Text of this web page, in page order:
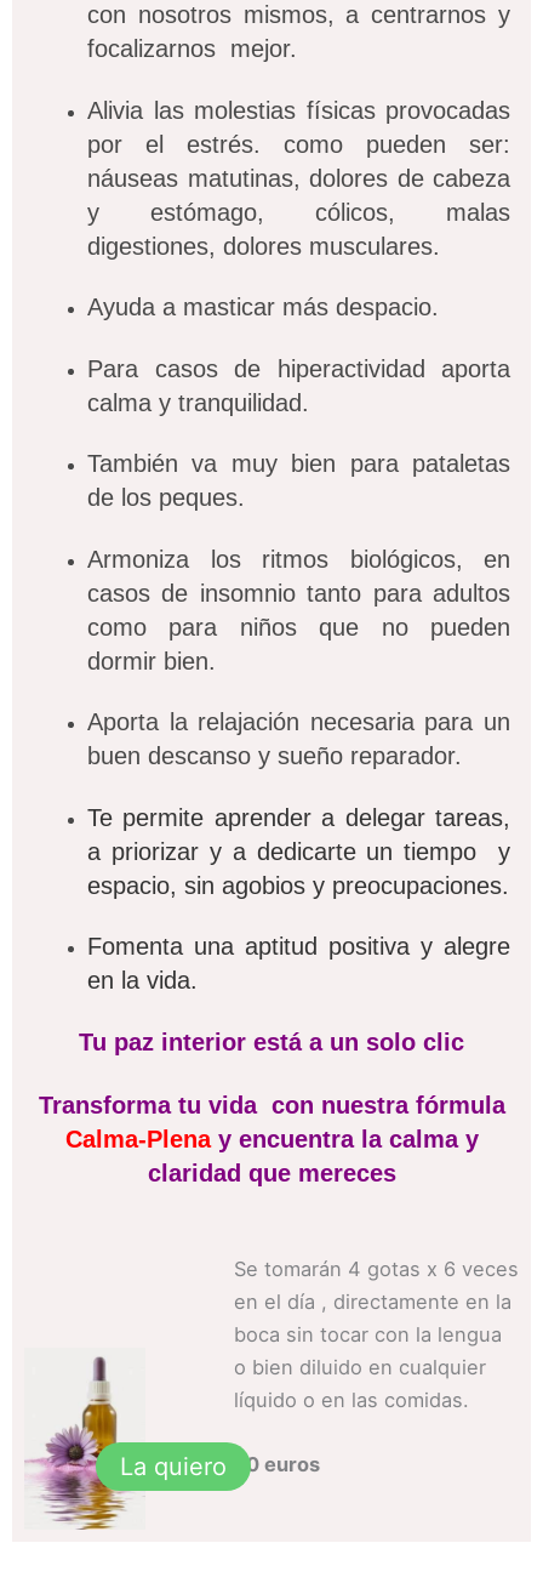
con nosotros mismos, a centrarnos y
focalizarnos mejor.
Alivia las molestias físicas provocadas
por el estrés. como pueden ser:
náuseas matutinas, dolores de cabeza
y estómago, cólicos, malas
digestiones, dolores musculares.
Ayuda a masticar más despacio.
Para casos de hiperactividad aporta
calma y tranquilidad.
También va muy bien para pataletas
de los peques.
Armoniza los ritmos biológicos, en
casos de insomnio tanto para adultos
como para niños que no pueden
dormir bien.
Aporta la relajación necesaria para un
buen descanso y sueño reparador.
Te permite aprender a delegar tareas,
a priorizar y a dedicarte un tiempo y
espacio, sin agobios y preocupaciones.
Fomenta una aptitud positiva y alegre
en la vida.
Tu paz interior está a un solo clic
Transforma tu vida con nuestra fórmula
Calma-Plenay encuentra la calma y
claridad que mereces
Se tomarán 4 gotas x 6 veces
en el día , directamente en la
boca sin tocar con la lengua
o bien diluido en cualquier
líquido o en las comidas.
20 euros
La quiero